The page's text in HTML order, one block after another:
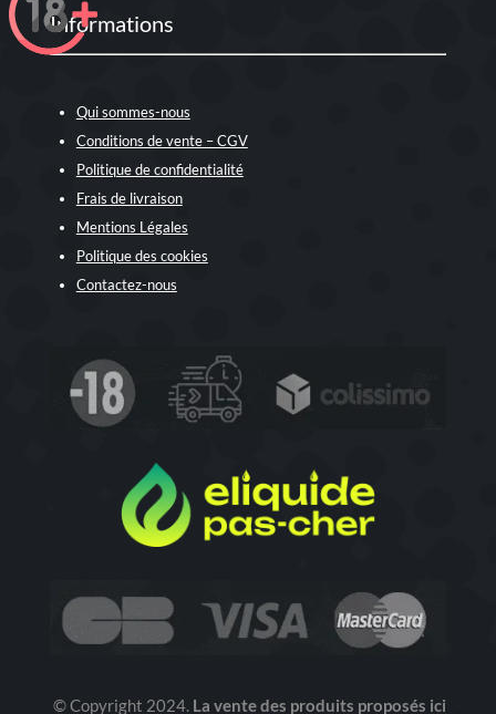
Informations
Qui sommes-nous
Conditions de vente – CGV
Politique de confidentialité
Frais de livraison
Mentions Légales
Politique des cookies
Contactez-nous
© Copyright 2024. La vente des produits proposés ici